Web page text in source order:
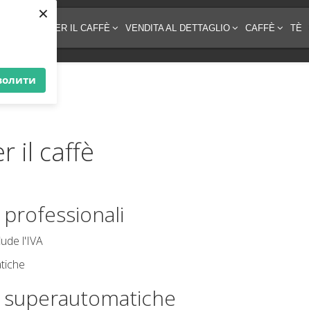
×
PER IL CAFFÈ VENDITA AL DETTAGLIO CAFFÈ TÈ
il caffè
l'IVA